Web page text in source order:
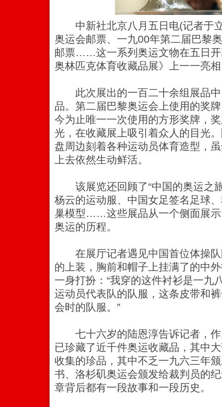
中新社北京八月五日电(记者于
奥运会邮票、一九00年第二届巴黎
邮票……这一系列奥运文物在五日
奥林匹克体育收藏品展》上一一亮
此次展出的一百二十余组展品中
品。第二届巴黎奥运会上使用的奖
今为止唯一一次使用的方形奖牌，
光，在收藏展上吸引着众人的目光。
盘周边刻着各种运动员体育造型，
上去依然生动鲜活。
该展览还回顾了“中国的奥运之
杨云的运动服、中国女足签名足球
巢模型……这些展品从一个侧面展示
奥运的历程。
在展厅记者遇见中国首位体操队
的上装，胸前和帽子上挂满了的中
一身打扮：“我穿的这件衬衫是一九
运动员代表队的队服，这条皮带和
会时的队服。”
七十六岁的陆恩淳告诉记者，作
已珍藏了近千件奥运收藏品，其中
收集的珍品，其中不乏一九六三年
书、洛杉矶奥运会颁发给裁判员的
章背后都有一段故事和一段历史。